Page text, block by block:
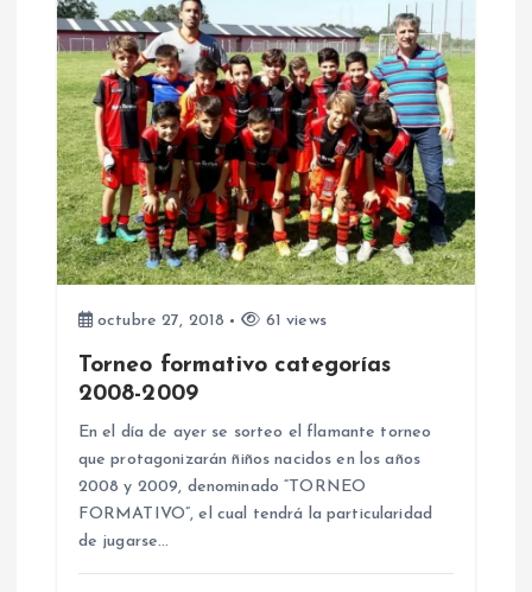
c
ó
n
d
octubre 27, 2018 61 views
Torneo formativo categorías
2008-2009
En el día de ayer se sorteo el flamante torneo
que protagonizarán ñiños nacidos en los años
2008 y 2009, denominado “TORNEO
FORMATIVO”, el cual tendrá la particularidad
de jugarse…